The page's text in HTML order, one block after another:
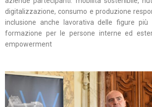
digitalizzazione, consumo e produzione
inclusione anche lavorativa delle figure più
formazione per le persone interne ed
empowerment